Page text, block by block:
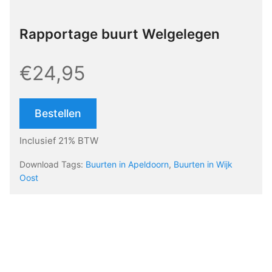
Rapportage buurt Welgelegen
€24,95
Bestellen
Inclusief 21% BTW
Download Tags: Buurten in Apeldoorn, Buurten in Wijk
Oost